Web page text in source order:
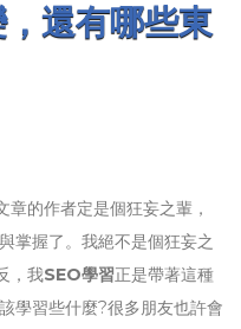
還有哪些東
的作者定是個狂妄之輩，
掌握了。我絕不是個狂妄之
，我SEO學習正是帶著這種
學習些什麼?很多朋友也許會